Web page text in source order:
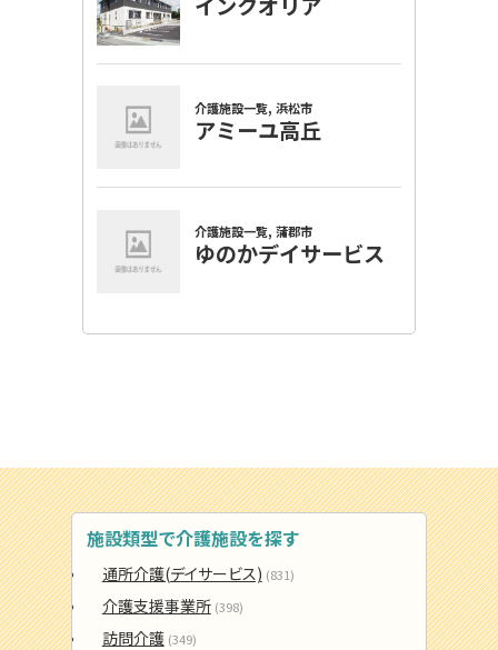
施設類型で介護施設を探す
通所介護(デイサービス) (831)
介護支援事業所 (398)
訪問介護 (349)